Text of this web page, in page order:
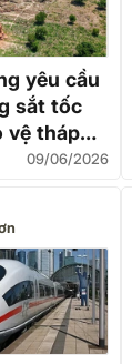
yêu cầu
sắt tốc
vệ tháp
tuổi
09/06/2026